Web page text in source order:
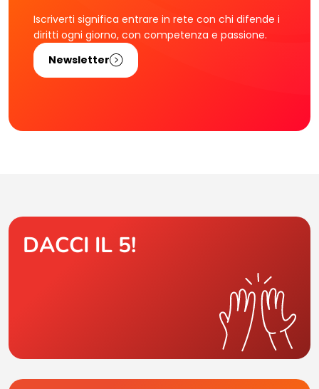
Iscriverti significa entrare in rete con chi difende i
diritti ogni giorno, con competenza e passione.
Newsletter
DACCI IL 5!